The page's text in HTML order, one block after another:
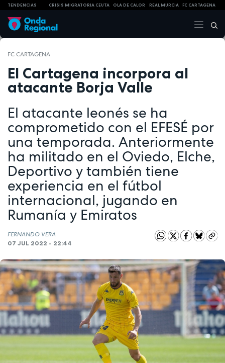
TENDENCIAS CRISIS MIGRATORIA CEUTA OLA DE CALOR REAL MURCIA FC CARTAGENA
FC CARTAGENA
El Cartagena incorpora al
atacante Borja Valle
El atacante leonés se ha
comprometido con el EFESÉ por
una temporada. Anteriormente
ha militado en el Oviedo, Elche,
Deportivo y también tiene
experiencia en el fútbol
internacional, jugando en
Rumanía y Emiratos
FERNANDO VERA
07 JUL 2022 - 22:44